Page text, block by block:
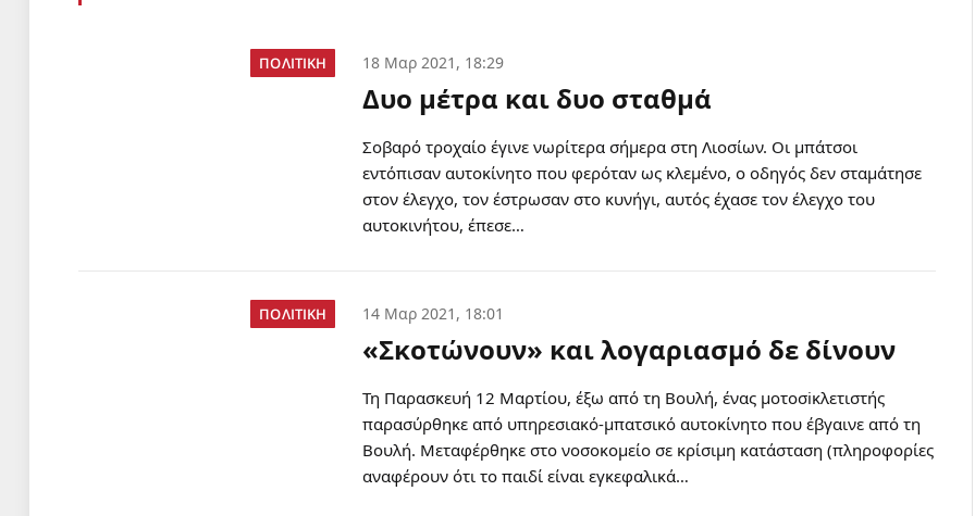
ΠΟΛΙΤΙΚΗ 18 Μαρ 2021, 18:29
Δυο μέτρα και δυο σταθμά
Σοβαρό τροχαίο έγινε νωρίτερα σήμερα στη Λιοσίων. Οι μπάτσοι
εντόπισαν αυτοκίνητο που φερόταν ως κλεμένο, ο οδηγός δεν σταμάτησε
στον έλεγχο, τον έστρωσαν στο κυνήγι, αυτός έχασε τον έλεγχο του
αυτοκινήτου, έπεσε…
ΠΟΛΙΤΙΚΗ 14 Μαρ 2021, 18:01
«Σκοτώνουν» και λογαριασμό δε δίνουν
Τη Παρασκευή 12 Μαρτίου, έξω από τη Bουλή, ένας μοτοσiκλετιστής
παρασύρθηκε από υπηρεσιακό-μπατσικό αυτοκίνητο που έβγαινε από τη
Bουλή. Μεταφέρθηκε στο νοσοκομείο σε κρίσιμη κατάσταση (πληροφορίες
αναφέρουν ότι το παιδί είναι εγκεφαλικά…